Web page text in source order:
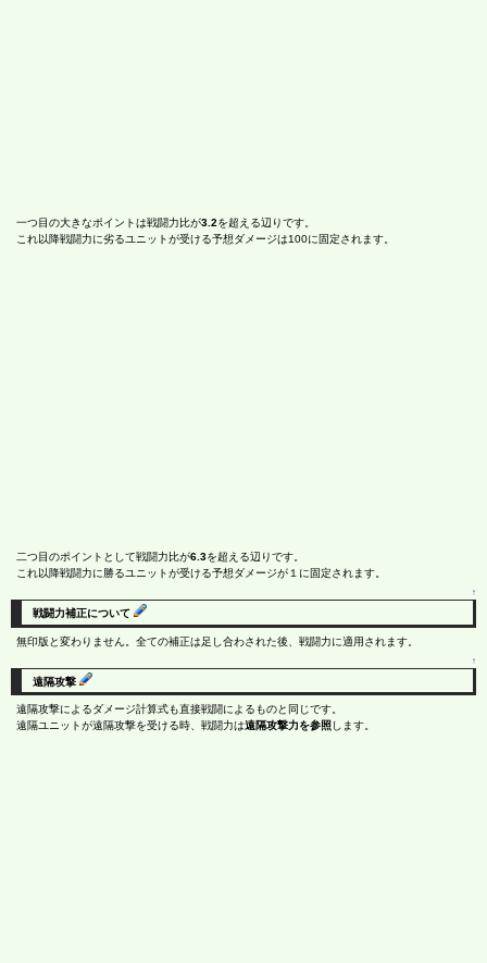
一つ目の大きなポイントは戦闘力比が3.2を超える辺りです。
これ以降戦闘力に劣るユニットが受ける予想ダメージは100に固定されます。
二つ目のポイントとして戦闘力比が6.3を超える辺りです。
これ以降戦闘力に勝るユニットが受ける予想ダメージが１に固定されます。
↑
戦闘力補正について
無印版と変わりません。全ての補正は足し合わされた後、戦闘力に適用されます。
↑
遠隔攻撃
遠隔攻撃によるダメージ計算式も直接戦闘によるものと同じです。
遠隔ユニットが遠隔攻撃を受ける時、戦闘力は遠隔攻撃力を参照します。